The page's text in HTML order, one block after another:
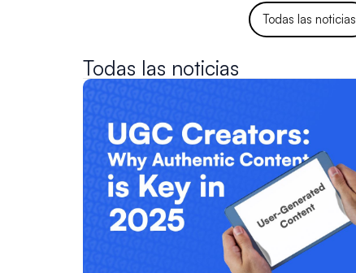
Todas las noticias
Todas las noticias